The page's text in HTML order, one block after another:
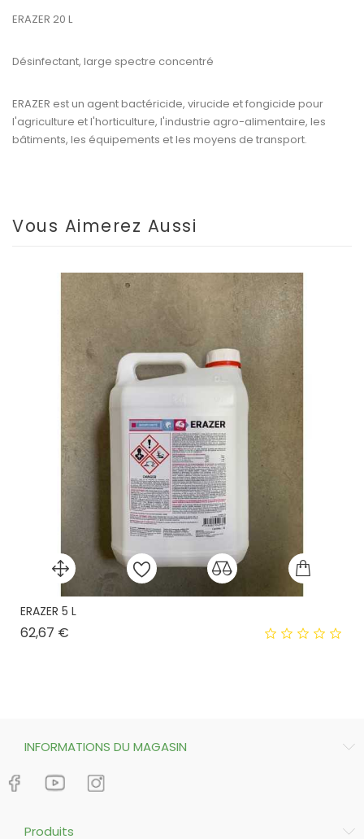
ERAZER 20 L
Désinfectant, large spectre concentré
ERAZER est un agent bactéricide, virucide et fongicide pour
l'agriculture et l'horticulture, l'industrie agro-alimentaire, les
bâtiments, les équipements et les moyens de transport.
Vous Aimerez Aussi
ERAZER 5 L
62,67 €
INFORMATIONS DU MAGASIN
Produits